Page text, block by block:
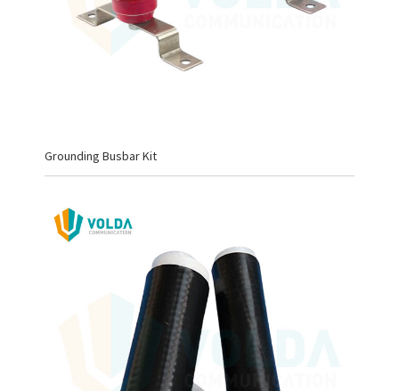
Grounding Busbar Kit